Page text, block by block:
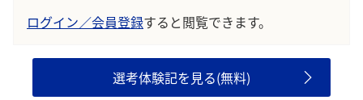
ログイン／会員登録すると閲覧できます。
選考体験記を見る(無料)